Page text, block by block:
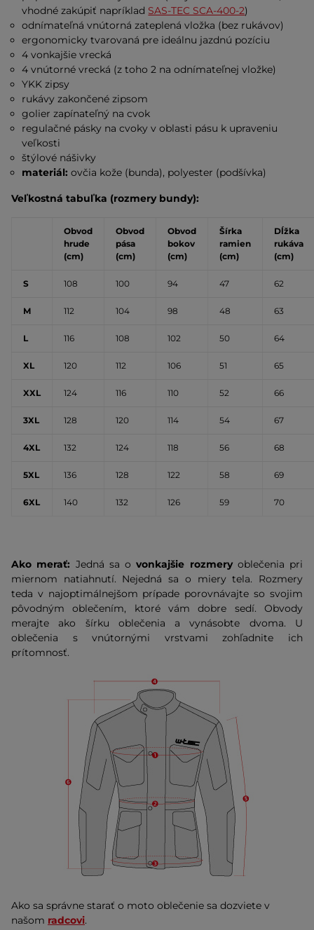
vhodné zakúpiť napríklad SAS-TEC SCA-400-2)
odnímateľná vnútorná zateplená vložka (bez rukávov)
ergonomicky tvarovaná pre ideálnu jazdnú pozíciu
4 vonkajšie vrecká
4 vnútorné vrecká (z toho 2 na odnímateľnej vložke)
YKK zipsy
rukávy zakončené zipsom
golier zapínateľný na cvok
regulačné pásky na cvoky v oblasti pásu k upraveniu
veľkosti
štýlové nášivky
materiál: ovčia kože (bunda), polyester (podšívka)
Veľkostná tabuľka (rozmery bundy):
Obvod
hrude
(cm)
Obvod
pása
(cm)
Obvod
bokov
(cm)
Šírka
ramien
(cm)
Dĺžka
rukáva
(cm)
S 108 100 94 47 62
M 112 104 98 48 63
L 116 108 102 50 64
XL 120 112 106 51 65
XXL 124 116 110 52 66
3XL 128 120 114 54 67
4XL 132 124 118 56 68
5XL 136 128 122 58 69
6XL 140 132 126 59 70
Ako merať: Jedná sa ovonkajšie rozmeryoblečenia pri
miernom natiahnutí. Nejedná sa o miery tela. Rozmery
teda v najoptimálnejšom prípade porovnávajte so svojim
pôvodným oblečením, ktoré vám dobre sedí. Obvody
merajte ako šírku oblečenia a vynásobte dvoma. U
oblečenia s vnútornými vrstvami zohľadnite ich
prítomnosť.
Ako sa správne starať o moto oblečenie sa dozviete v
našom radcovi.